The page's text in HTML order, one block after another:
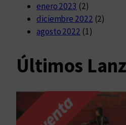
enero 2023 (2)
diciembre 2022 (2)
agosto 2022 (1)
Últimos